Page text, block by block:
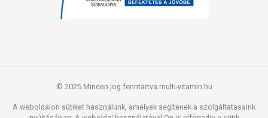
© 2025 Minden jog fenntartva multi-vitamin.hu
A weboldalon sütiket használunk, amelyek segítenek a szolgáltatásaink